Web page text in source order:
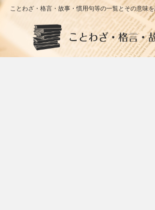
ことわざ・格言・故事・慣用句等の一覧とその意味